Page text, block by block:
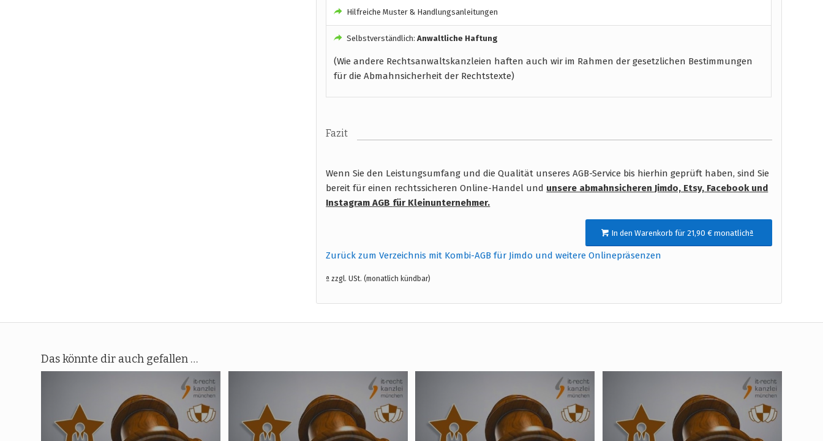
Hilfreiche Muster & Handlungsanleitungen
Selbstverständlich: Anwaltliche Haftung
(Wie andere Rechtsanwaltskanzleien haften auch wir im Rahmen der gesetzlichen Bestimmungen
für die Abmahnsicherheit der Rechtstexte)
Fazit
Wenn Sie den Leistungsumfang und die Qualität unseres AGB-Service bis hierhin geprüft haben, sind Sie
bereit für einen rechtssicheren Online-Handel und unsere abmahnsicheren Jimdo, Etsy, Facebook und
Instagram AGB für Kleinunternehmer.
In den Warenkorb für 21,90 € monatlichª
Zurück zum Verzeichnis mit Kombi-AGB für Jimdo und weitere Onlinepräsenzen
ª zzgl. USt. (monatlich kündbar)
Das könnte dir auch gefallen …